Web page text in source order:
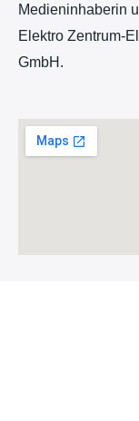
Medieninhaberin
Elektro Zentrum-
GmbH.